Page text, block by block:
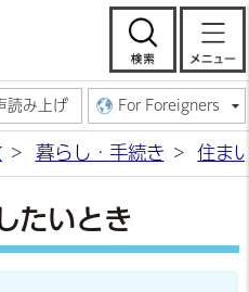
常陸大宮市公
検
読み上げ For Foreigners
暮らし・手続き 住ま
たいとき